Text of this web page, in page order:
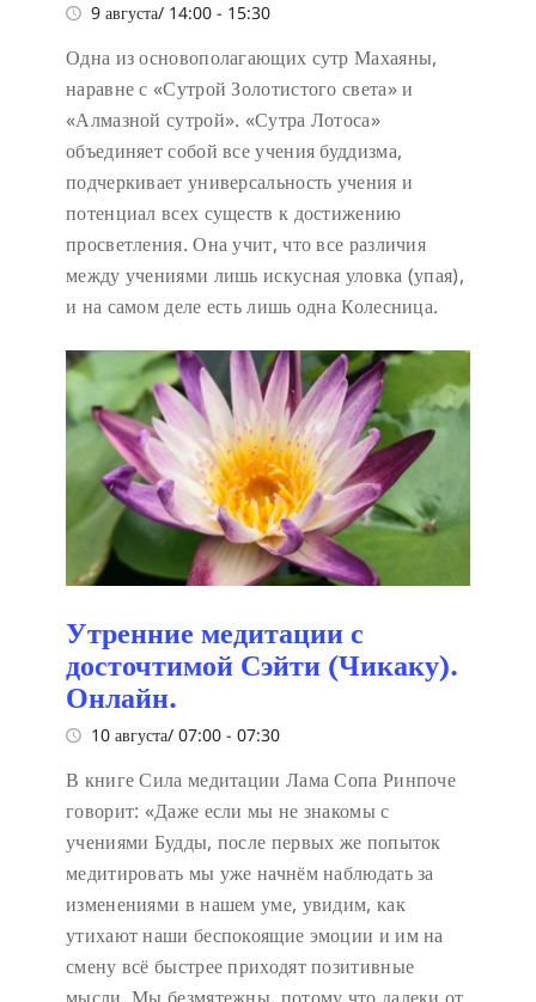
9 августа/ 14:00 - 15:30
Одна из основополагающих сутр Махаяны,
наравне с «Сутрой Золотистого света» и
«Алмазной сутрой». «Сутра Лотоса»
объединяет собой все учения буддизма,
подчеркивает универсальность учения и
потенциал всех существ к достижению
просветления. Она учит, что все различия
между учениями лишь искусная уловка (упая),
и на самом деле есть лишь одна Колесница.
Утренние медитации с
досточтимой Сэйти (Чикаку).
Онлайн.
10 августа/ 07:00 - 07:30
В книге Сила медитации Лама Сопа Ринпоче
говорит: «Даже если мы не знакомы с
учениями Будды, после первых же попыток
медитировать мы уже начнём наблюдать за
изменениями в нашем уме, увидим, как
утихают наши беспокоящие эмоции и им на
смену всё быстрее приходят позитивные